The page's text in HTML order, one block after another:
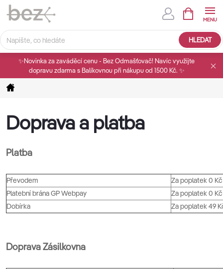
Přejít
obsah
HLEDAT
✨Novinka za zaváděcí cenu - Bez Odmašťovač! Navíc využijte
dopravu zdarma s Balíkovnou při nákupu od 1500 Kč. ✨
Domů
Doprava a platba
Platba
Převodem
Za poplatek 0 Kč
Platební brána GP Webpay
Za poplatek 0 Kč
Dobírka
Za poplatek 49
Doprava Zásilkovna